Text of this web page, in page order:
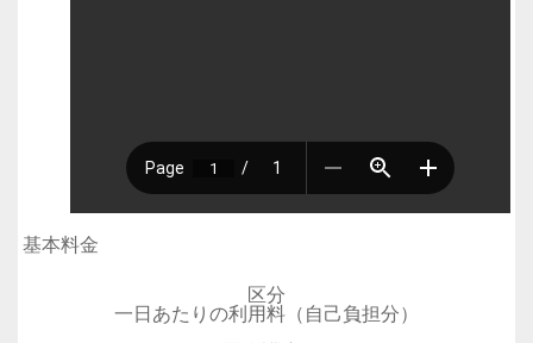
基本料金
区分
一日あたりの利用料（自己負担分）